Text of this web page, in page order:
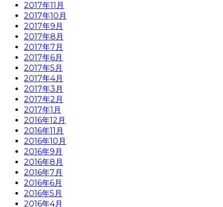
2017年11月
2017年10月
2017年9月
2017年8月
2017年7月
2017年6月
2017年5月
2017年4月
2017年3月
2017年2月
2017年1月
2016年12月
2016年11月
2016年10月
2016年9月
2016年8月
2016年7月
2016年6月
2016年5月
2016年4月